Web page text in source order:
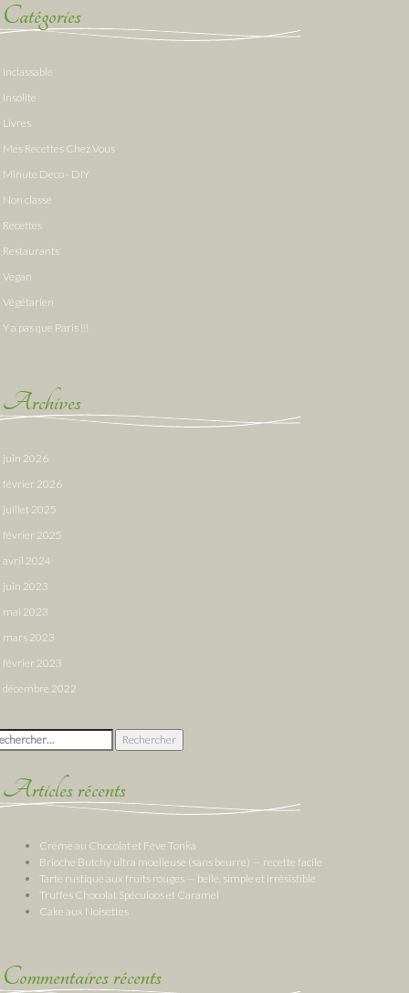
Catégories
Inclassable
Insolite
Livres
Mes Recettes Chez Vous
Minute Deco - DIY
Non classé
Recettes
Restaurants
Vegan
Végétarien
Y a pas que Paris !!!
Archives
juin 2026
février 2026
juillet 2025
février 2025
avril 2024
juin 2023
mai 2023
mars 2023
février 2023
décembre 2022
:
Articles récents
Crème au Chocolat et Fève Tonka
Brioche Butchy ultra moelleuse (sans beurre) — recette facile
Tarte rustique aux fruits rouges — belle, simple et irrésistible
Truffes Chocolat Spéculoos et Caramel
Cake aux Noisettes
Commentaires récents